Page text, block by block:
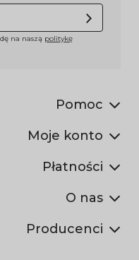
na naszą politykę
Pomoc
Moje konto
Płatności
O nas
Producenci